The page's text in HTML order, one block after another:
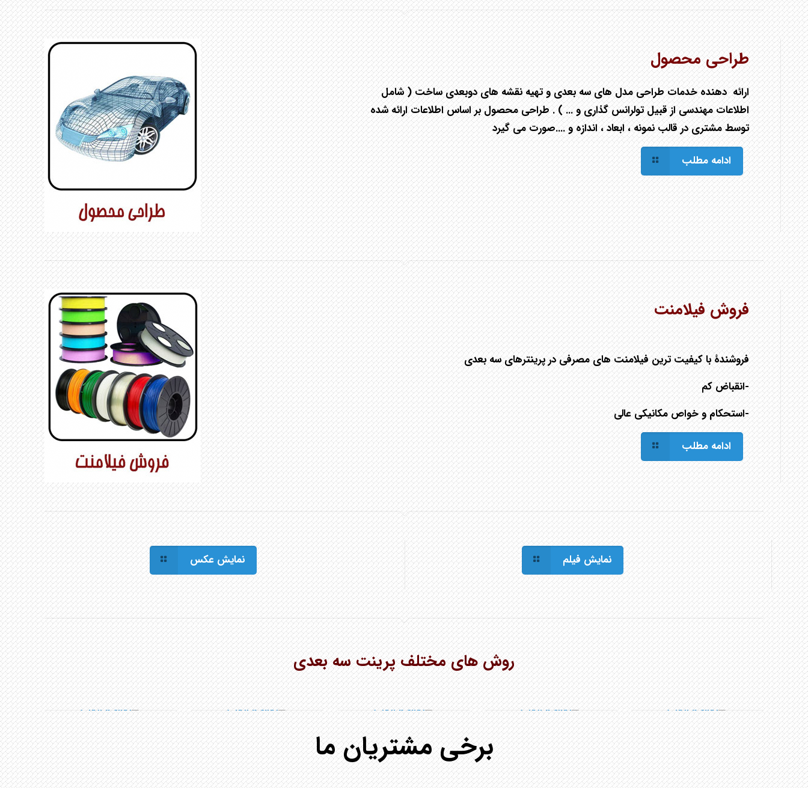
طراحی محصول
ارائه دهنده خدمات طراحی مدل های سه بعدی و تهیه نقشه های دوبعدی ساخت ( شامل
اطلاعات مهندسی از قبیل تولرانس گذاری و ... ) . طراحی محصول بر اساس اطلاعات ارائه شده
توسط مشتری در قالب نمونه ، ابعاد ، اندازه و ....صورت می گیرد
ادامه مطلب
فروش فیلامنت
فروشندۀ با کیفیت ترین فیلامنت های مصرفی در پرینترهای سه بعدی
-انقباض کم
-استحکام و خواص مکانیکی عالی
ادامه مطلب
نمایش فیلم نمایش عکس
روش های مختلف پرینت سه بعدی
برخی مشتریان ما